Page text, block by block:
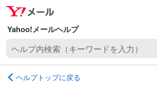
ナ
ビ
ゲ
ー
ョ
ン
メ
イ
ン
コ
テ
ン
プ
内 ヘルプトップに戻る